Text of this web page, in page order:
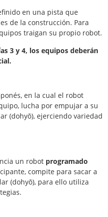
en una pista que
de la construcción. Para
traigan su propio robot.
3 y 4, los equipos deberán
en la cual el robot
lucha por empujar a su
(dohyō), ejerciendo variedad
un robot programado
compite para sacar a
(dohyō), para ello utiliza